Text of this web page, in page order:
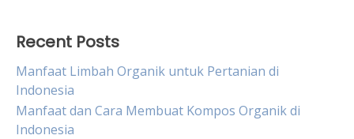
Recent Posts
Manfaat Limbah Organik untuk Pertanian di
Indonesia
Manfaat dan Cara Membuat Kompos Organik di
Indonesia